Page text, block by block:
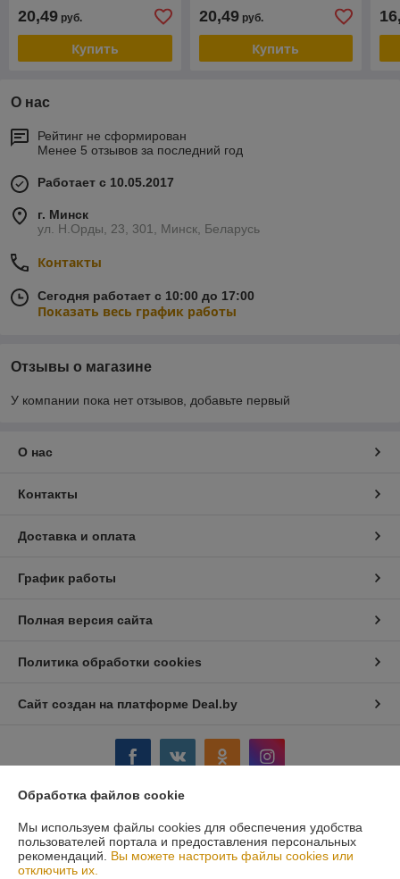
20,49 руб.
Купить
20,49руб.
Купить
О нас
Рейтинг не сформирован
Менее 5 отзывов за последний год
Работает с 10.05.2017
г. Минск
ул. Н.Орды, 23, 301, Минск, Беларусь
Контакты
Сегодня работает с 10:00 до 17:00
Показать весь график работы
Отзывы о магазине
У компании пока нет отзывов, добавьте первый
О нас
Контакты
Доставка и оплата
График работы
Полная версия сайта
Политика обработки cookies
Сайт создан на платформе Deal.by
Информация для покупателя
Юридическое лицо:Стромикс-М, ЧПТУП
г.Минск, ул. Н.Орды, 23,311
Обработка файлов cookie
Мы используем файлы cookies для обеспечения удобства
пользователей портала и предоставления персональных
рекомендаций. Вы можете настроить файлы cookies или
отключить их.